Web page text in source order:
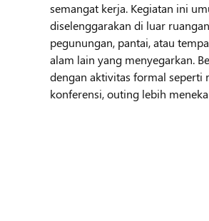
semangat kerja. Kegiatan ini
diselenggarakan di luar
pegunungan, pantai, atau
alam lain yang menyegarkan.
dengan aktivitas formal seperti
konferensi, outing lebih